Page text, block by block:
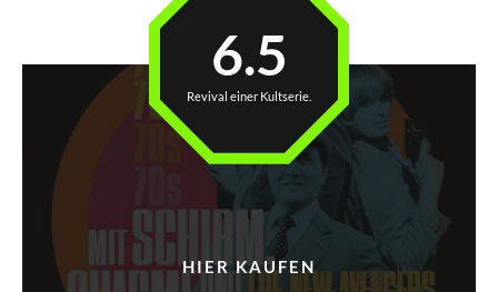
6.5
Revival einer Kultserie.
HIER KAUFEN